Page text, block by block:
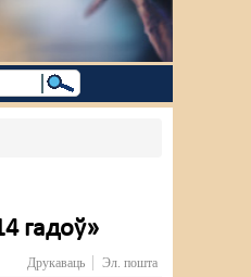
гадоў»
Друкаваць Эл. пошта